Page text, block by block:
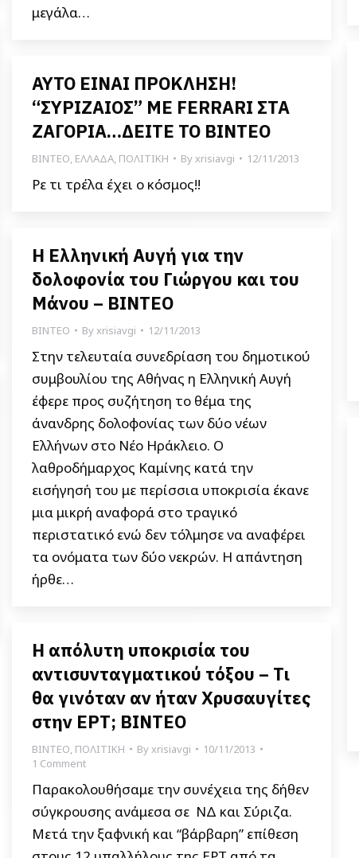
μεγάλα…
ΑΥΤΟ ΕΙΝΑΙ ΠΡΟΚΛΗΣΗ!
“ΣΥΡΙΖΑΙΟΣ” ΜΕ FERRARI ΣΤΑ
ΖΑΓΟΡΙΑ…ΔΕΙΤΕ ΤΟ ΒΙΝΤΕΟ
ΒΙΝΤΕΟ, ΕΛΛΑΔΑ, ΠΟΛΙΤΙΚΗ Byxrisiavgi 12/11/2013
Ρε τι τρέλα έχει ο κόσμος!!
Η Ελληνική Αυγή για την
δολοφονία του Γιώργου και του
Μάνου – ΒΙΝΤΕΟ
ΒΙΝΤΕΟ Byxrisiavgi 12/11/2013
Στην τελευταία συνεδρίαση του δημοτικού
συμβουλίου της Αθήνας η Ελληνική Αυγή
έφερε προς συζήτηση το θέμα της
άνανδρης δολοφονίας των δύο νέων
Ελλήνων στο Νέο Ηράκλειο. Ο
λαθροδήμαρχος Καμίνης κατά την
εισήγησή του με περίσσια υποκρισία έκανε
μια μικρή αναφορά στο τραγικό
περιστατικό ενώ δεν τόλμησε να αναφέρει
τα ονόματα των δύο νεκρών. Η απάντηση
ήρθε…
Η απόλυτη υποκρισία του
αντισυνταγματικού τόξου – Τι
θα γινόταν αν ήταν Χρυσαυγίτες
στην ΕΡΤ; ΒΙΝΤΕΟ
ΒΙΝΤΕΟ, ΠΟΛΙΤΙΚΗ Byxrisiavgi
10/11/2013
1 Comment
Παρακολουθήσαμε την συνέχεια της δήθεν
σύγκρουσης ανάμεσα σε ΝΔ και Σύριζα.
Μετά την ξαφνική και “βάρβαρη” επίθεση